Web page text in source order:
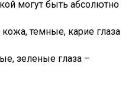
могут быть абсолютно
темные, карие глаза
зеленые глаза –